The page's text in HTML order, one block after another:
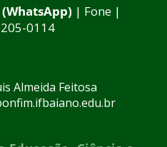
| Fone |
0114
Almeida Feitosa